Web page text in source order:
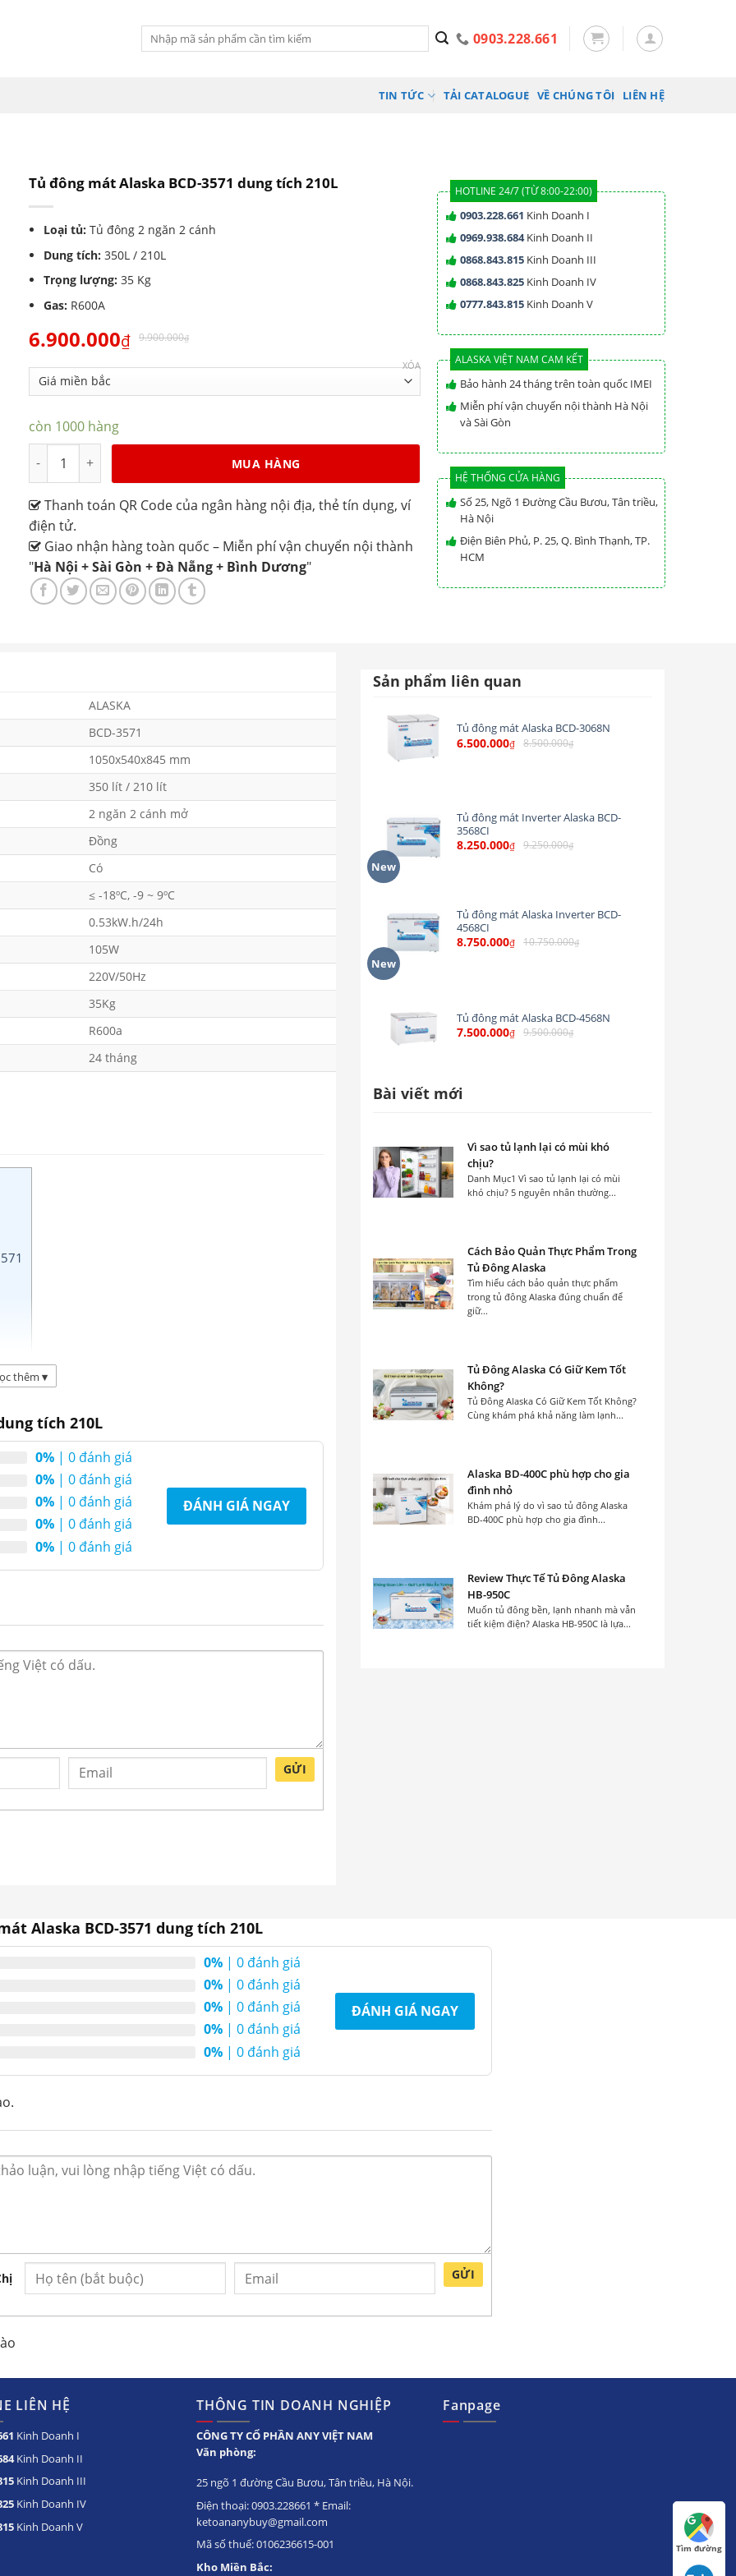
Tìm
kiếm:
0903.228.661
TIN TỨC TẢI CATALOGUE VỀ CHÚNG TÔI LIÊN HỆ
Tủ đông mát Alaska BCD-3571 dung tích 210L
Loại tủ: Tủ đông 2 ngăn 2 cánh
Dung tích: 350L / 210L
Trọng lượng:35 Kg
Gas: R600A
6.900.000₫ 9.900.000₫
XÓA
còn 1000 hàng
MUA HÀNG
Thanh toán QR Code của ngân hàng nội địa, thẻ tín dụng, ví
điện tử.
Giao nhận hàng toàn quốc – Miễn phí vận chuyển nội thành
"Hà Nội + Sài Gòn + Đà Nẵng + Bình Dương"
HOTLINE 24/7 (TỪ 8:00-22:00)
0903.228.661 Kinh Doanh I
0969.938.684Kinh Doanh II
0868.843.815Kinh Doanh III
0868.843.825Kinh Doanh IV
0777.843.815Kinh Doanh V
ALASKA VIỆT NAM CAM KẾT
Bảo hành 24 tháng trên toàn quốc IMEI
Miễn phí vận chuyển nội thành Hà Nội
và Sài Gòn
HỆ THỐNG CỬA HÀNG
Số 25, Ngõ 1 Đường Cầu Bươu, Tân triều,
Hà Nội
Điện Biên Phủ, P. 25, Q. Bình Thạnh, TP.
HCM
ALASKA
BCD-3571
1050x540x845 mm
350 lít / 210 lít
2 ngăn 2 cánh mở
Đồng
Có
≤ -18ºC, -9 ~ 9ºC
0.53kW.h/24h
105W
220V/50Hz
35Kg
R600a
24 tháng
tích 210 lít
gia đình2 ngăn( 1 ngăn đông 1 ngăn mát) 2
của Alaska. Với dung tích 350 lít chiếc tủ
bách hoá, tạp hoá mini, căn tin…, có nhu cầu
3571
mát
Với thiết kế 2 ngăn đông và
mát tiện lợi giúp bảo quản
được đa dạng các loại thực
phẩm hơn. Ngăn đông: thịt,
Áp dụng công nghệ
Gas R600a
Tủ sử dụng gas làm lạnh là
thêm ▾
tích 210L
0% | 0 đánh giá
0% | 0 đánh giá
0% | 0 đánh giá
0% | 0 đánh giá
0% | 0 đánh giá
ĐÁNH GIÁ NGAY
GỬI
Sản phẩm liên quan
Tủ đông mát Alaska BCD-3068N
6.500.000₫ 8.500.000₫
New
Tủ đông mát Inverter Alaska BCD-
3568CI
8.250.000₫ 9.250.000₫
New
Tủ đông mát Alaska Inverter BCD-
4568CI
8.750.000₫ 10.750.000₫
Tủ đông mát Alaska BCD-4568N
7.500.000₫ 9.500.000₫
Bài viết mới
Vì sao tủ lạnh lại có mùi khó
chịu?
Danh Mục1 Vì sao tủ lạnh lại có mùi
khó chịu? 5 nguyên nhân thường...
Cách Bảo Quản Thực Phẩm Trong
Tủ Đông Alaska
Tìm hiểu cách bảo quản thực phẩm
trong tủ đông Alaska đúng chuẩn để
giữ...
Tủ Đông Alaska Có Giữ Kem Tốt
Không?
Tủ Đông Alaska Có Giữ Kem Tốt Không?
Cùng khám phá khả năng làm lạnh...
Alaska BD-400C phù hợp cho gia
đình nhỏ
Khám phá lý do vì sao tủ đông Alaska
BD-400C phù hợp cho gia đình...
Review Thực Tế Tủ Đông Alaska
HB-950C
Muốn tủ đông bền, lạnh nhanh mà vẫn
tiết kiệm điện? Alaska HB-950C là lựa...
Alaska BCD-3571 dung tích 210L
0% | 0 đánh giá
0% | 0 đánh giá
0% | 0 đánh giá
0% | 0 đánh giá
0% | 0 đánh giá
ĐÁNH GIÁ NGAY
GỬI
LIÊN HỆ
Kinh Doanh I
Kinh Doanh II
Kinh Doanh III
Kinh Doanh IV
Kinh Doanh V
THÔNG TIN DOANH NGHIỆP
CÔNG TY CỔ PHẦN ANY VIỆT NAM
Văn phòng:
25 ngõ 1 đường Cầu Bươu, Tân triều, Hà Nội.
Điện thoại: 0903.228661 * Email:
ketoananybuy@gmail.com
Mã số thuế: 0106236615-001
Kho Miền Bắc:
Fanpage
Tìm đường